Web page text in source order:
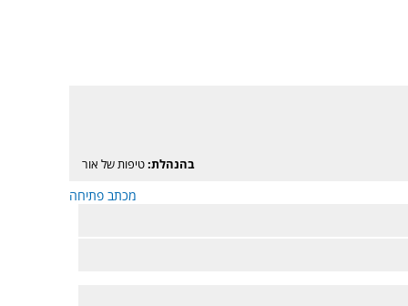
בהנהלת:טיפות של אור
מכתב פתיחה